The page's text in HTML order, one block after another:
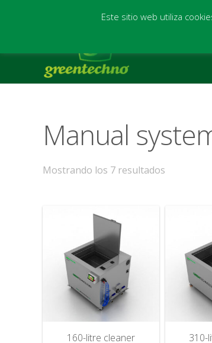
Manual
Mostrando los 7 resultados
160-litre cleaner
310-
Este sitio web utiliza